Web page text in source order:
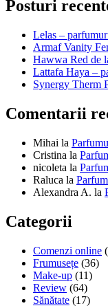
Key
Posturi
Lelas –
Armaf Vanity
Hawwa Red de
Lattafa Haya –
Synergy Therm
Comentarii
Mihai la
Cristina la
nicoleta la
Raluca la
Alexandra A. la
Categorii
Comenzi online
Frumusețe (36)
Make-up (11)
Review (64)
Sănătate (17)